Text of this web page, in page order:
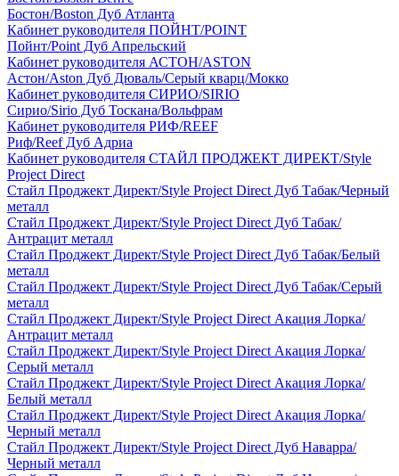
Бостон/Boston Дуб Атланта
Кабинет руководителя ПОЙНТ/POINT
Пойнт/Point Дуб Апрельский
Кабинет руководителя АСТОН/ASTON
Астон/Aston Дуб Дюваль/Серый кварц/Мокко
Кабинет руководителя СИРИО/SIRIO
Сирио/Sirio Дуб Тоскана/Вольфрам
Кабинет руководителя РИФ/REEF
Риф/Reef Дуб Адриа
Кабинет руководителя СТАЙЛ ПРОДЖЕКТ ДИРЕКТ/Style
Project Direct
Стайл Проджект Директ/Style Project Direct Дуб Табак/Черный
металл
Стайл Проджект Директ/Style Project Direct Дуб Табак/
Антрацит металл
Стайл Проджект Директ/Style Project Direct Дуб Табак/Белый
металл
Стайл Проджект Директ/Style Project Direct Дуб Табак/Серый
металл
Стайл Проджект Директ/Style Project Direct Акация Лорка/
Антрацит металл
Стайл Проджект Директ/Style Project Direct Акация Лорка/
Серый металл
Стайл Проджект Директ/Style Project Direct Акация Лорка/
Белый металл
Стайл Проджект Директ/Style Project Direct Акация Лорка/
Черный металл
Стайл Проджект Директ/Style Project Direct Дуб Наварра/
Черный металл